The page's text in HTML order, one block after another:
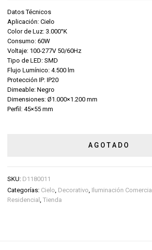
Datos Técnicos
Aplicación: Cielo
Color de Luz: 3.000°K
Consumo: 60W
Voltaje: 100-277V 50/60Hz
Tipo de LED: SMD
Flujo Lumínico: 4.500 lm
Protección IP: IP20
Dimeable: Negro
Dimensiones: Ø1.000×1.200 mm
Perfil: 45×55 mm
AGOTADO
SKU: D1180011
Categorías: Cielo, Decorativo, Iluminación Comercial
Residencial , Tienda